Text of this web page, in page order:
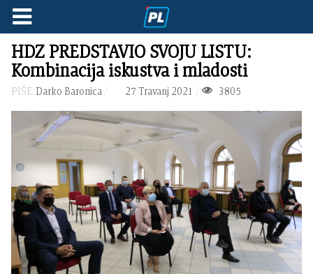
HDZ PREDSTAVIO SVOJU LISTU:
Kombinacija iskustva i mladosti
PIŠE: Darko Baronica 27 Travanj 2021 3805